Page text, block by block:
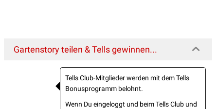
Gartenstory teilen & Tells gewinnen...
Tells Club-Mitglieder werden mit dem Tells
Bonusprogramm belohnt.
Wenn Du eingeloggt und beim Tells Club und